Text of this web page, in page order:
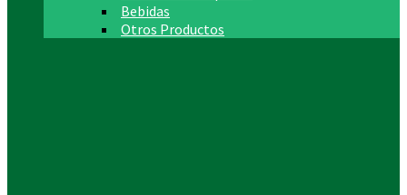
Bebidas
Otros Productos